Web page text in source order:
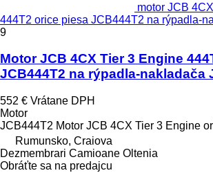
motor JCB
444T2 orice piesa JCB444T2 na rýpadla-
9
Motor JCB 4CX Tier 3 Engine
JCB444T2 na rýpadla-nakladača
552 € Vrátane DPH
Motor
JCB444T2 Motor JCB 4CX Tier 3 Engine
Rumunsko, Craiova
Dezmembrari Camioane Oltenia
Obráťte sa na predajcu